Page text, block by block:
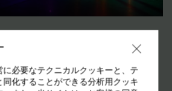
DESIGN NIGHT 2019
必要なテクニカルクッキーと、テ
同化することができる分析用クッキ